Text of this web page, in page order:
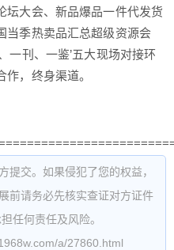
坛大会、新品爆品一件代发货
当季热卖品汇总超级资源会
一刊、一鉴’五大现场对接环
，终身渠道。
提交。如果侵犯了您的权益，
前请务必先核实查证对方证件
任何责任及风险。
a/27860.html